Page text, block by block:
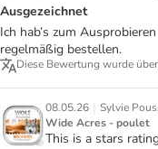
Ausgezeichnet
Ich hab’s zum
regelmäßig bestellen.
Diese Bewertung wurde
08.05.26 | Sylvie
Wide Acres - poulet
This is a stars